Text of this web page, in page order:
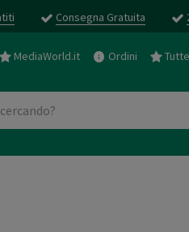
Consegna Gratuita
MediaWorld.it Ordini